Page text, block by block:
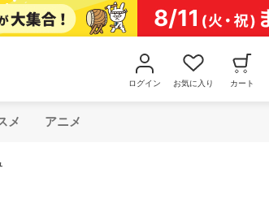
ログイン お気に入り カート
メ アニメ